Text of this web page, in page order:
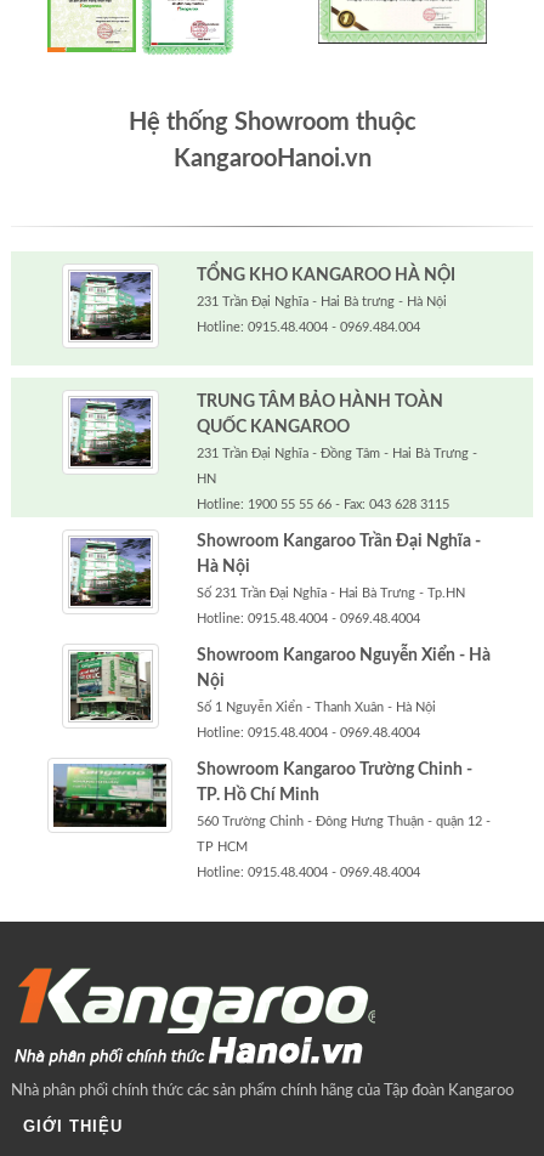
Hệ thống Showroom thuộc
KangarooHanoi.vn
TỔNG KHO KANGAROO HÀ NỘI
231 Trần Đại Nghĩa - Hai Bà trưng - Hà Nội
Hotline: 0915.48.4004 - 0969.484.004
TRUNG TÂM BẢO HÀNH TOÀN
QUỐC KANGAROO
231 Trần Đại Nghĩa - Đồng Tâm - Hai Bà Trưng -
HN
Hotline: 1900 55 55 66 - Fax: 043 628 3115
Showroom Kangaroo Trần Đại Nghĩa -
Hà Nội
Số 231 Trần Đại Nghĩa - Hai Bà Trưng - Tp.HN
Hotline: 0915.48.4004 - 0969.48.4004
Showroom Kangaroo Nguyễn Xiển - Hà
Nội
Số 1 Nguyễn Xiển - Thanh Xuân - Hà Nội
Hotline: 0915.48.4004 - 0969.48.4004
Showroom Kangaroo Trường Chinh -
TP. Hồ Chí Minh
560 Trường Chinh - Đông Hưng Thuận - quận 12 -
TP HCM
Hotline: 0915.48.4004 - 0969.48.4004
Nhà phân phối chính thức các sản phẩm chính hãng của Tập đoàn Kangaroo
GIỚI THIỆU